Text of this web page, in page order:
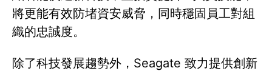
將更能有效防堵資安威脅，同時穩固員工對組
織的忠誠度。
除了科技發展趨勢外，Seagate 致力提供創新